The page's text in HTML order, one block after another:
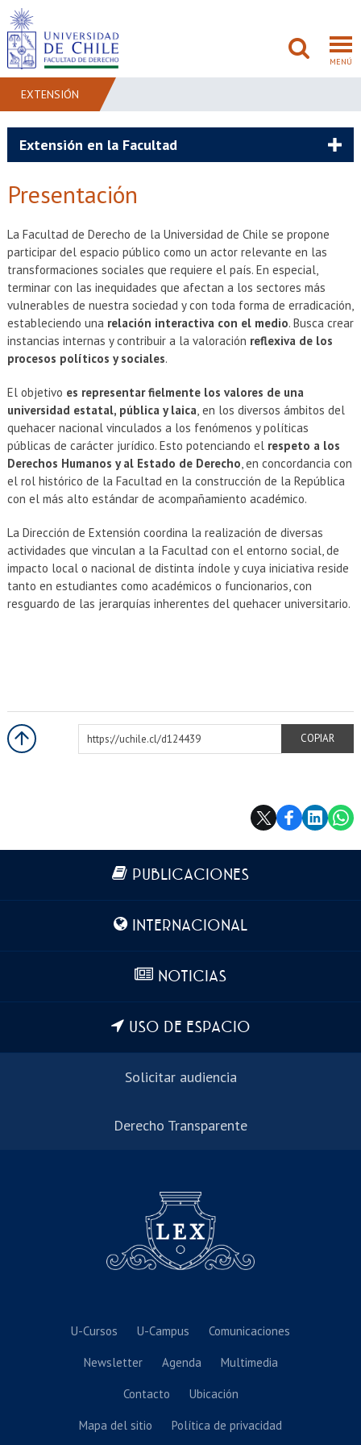
MENÚ
FACULTAD
ADMISIÓN
INVESTIGACIÓN
BIBLIOTECAS
EXTENSIÓN
Académicos Estudiantes
Egresados Funcionarios
EXTENSIÓN
Extensión en la Facultad
Presentación
La Facultad de Derecho de la Universidad de Chile se propone
participar del espacio público como un actor relevante en las
transformaciones sociales que requiere el país. En especial,
terminar con las inequidades que afectan a los sectores más
vulnerables de nuestra sociedad y con toda forma de erradicación,
estableciendo una relación interactiva con el medio. Busca crear
instancias internas y contribuir a la valoración reflexiva de los
procesos políticos y sociales.
El objetivo es representar fielmente los valores de una
universidad estatal, pública y laica, en los diversos ámbitos del
quehacer nacional vinculados a los fenómenos y políticas
públicas de carácter jurídico. Esto potenciando el respeto a los
Derechos Humanos y al Estado de Derecho, en concordancia con
el rol histórico de la Facultad en la construcción de la República
con el más alto estándar de acompañamiento académico.
La Dirección de Extensión coordina la realización de diversas
actividades que vinculan a la Facultad con el entorno social, de
impacto local o nacional de distinta índole y cuya iniciativa reside
tanto en estudiantes como académicos o funcionarios, con
resguardo de las jerarquías inherentes del quehacer universitario.
https://uchile.cl/d124439
COPIAR
Más información
PUBLICACIONES
INTERNACIONAL
NOTICIAS
USO DE ESPACIO
Solicitar audiencia
Derecho Transparente
U-Cursos U-Campus Comunicaciones
Newsletter Agenda Multimedia
Contacto Ubicación
Mapa del sitio Política de privacidad